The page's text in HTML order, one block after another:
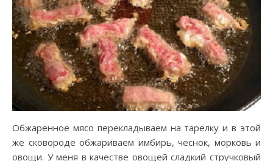
Обжаренное мясо перекладываем на тарелку и в этой
же сковороде обжариваем имбирь, чеснок, морковь и
овощи. У меня в качестве овощей сладкий стручковый